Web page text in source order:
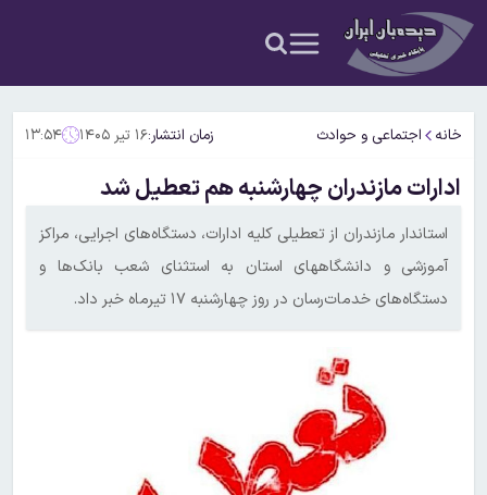
خانه اجتماعی و حوادث زمان انتشار:۱۶ تیر ۱۴۰۵ ۱۳:۵۴
ادارات مازندران چهارشنبه هم تعطیل شد
استاندار مازندران از تعطیلی کلیه ادارات، دستگاه‌های اجرایی، مراکز
آموزشی و دانشگاههای استان به استثنای شعب بانک‌ها و
دستگاه‌های خدمات‌رسان در روز چهارشنبه ۱۷ تیرماه خبر داد.